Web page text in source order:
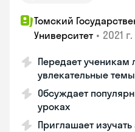
Томский
Университет • 2021 г.
Передает ученикам
увлекательные темы
Обсуждает
уроках
Приглашает